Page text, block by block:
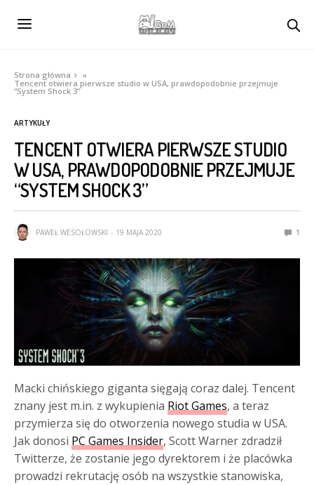
Strona główna
»
Tencent otwiera pierwsze studio w USA, prawdopodobnie przejmuje
“System Shock 3”
ARTYKUŁY
TENCENT OTWIERA PIERWSZE STUDIO
W USA, PRAWDOPODOBNIE PRZEJMUJE
“SYSTEM SHOCK 3”
PAWEŁ WESOŁOWSKI 19 MAJA 2020 1
Macki chińskiego giganta sięgają coraz dalej. Tencent
znany jest m.in. z wykupienia Riot Games, a teraz
przymierza się do otworzenia nowego studia w USA.
Jak donosi PC Games Insider, Scott Warner zdradził
Twitterze, że zostanie jego dyrektorem i że placówka
prowadzi rekrutację osób na wszystkie stanowiska,